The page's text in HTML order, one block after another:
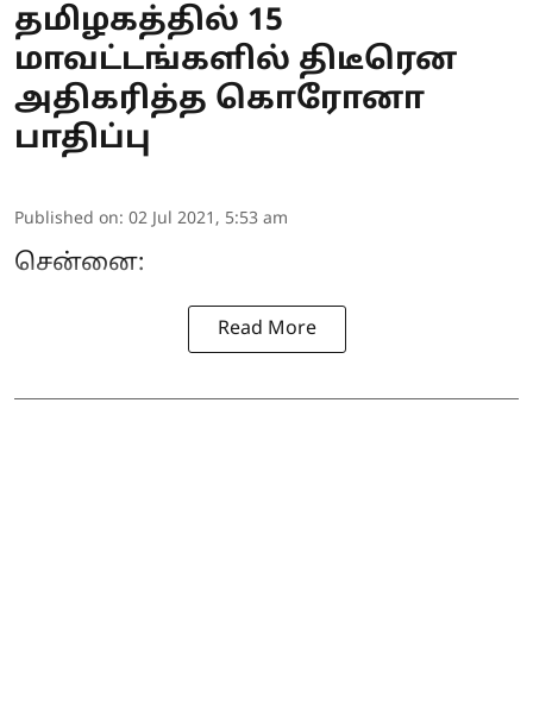
தமிழகத்தில் 15
மாவட்டங்களில் திடீரென
அதிகரித்த கொரோனா
பாதிப்பு
Published on: 02 Jul 2021, 5:53 am
சென்னை:
Read More